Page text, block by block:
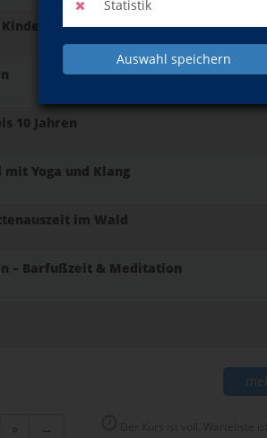
Statistik
Auswahl speichern
ab 6 Jahre
10 Jahren
mit Yoga und Klang
im Wald
– Barfußzeit & Meditation
» →